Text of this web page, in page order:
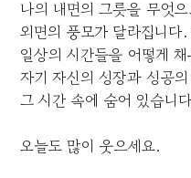
나의 내면의 그릇을 무엇
외면의 풍모가 달라집니
일상의 시간들을 어떻게
자기 자신의 성장과 성공의
그 시간 속에 숨어 있습니
오늘도 많이 웃으세요.